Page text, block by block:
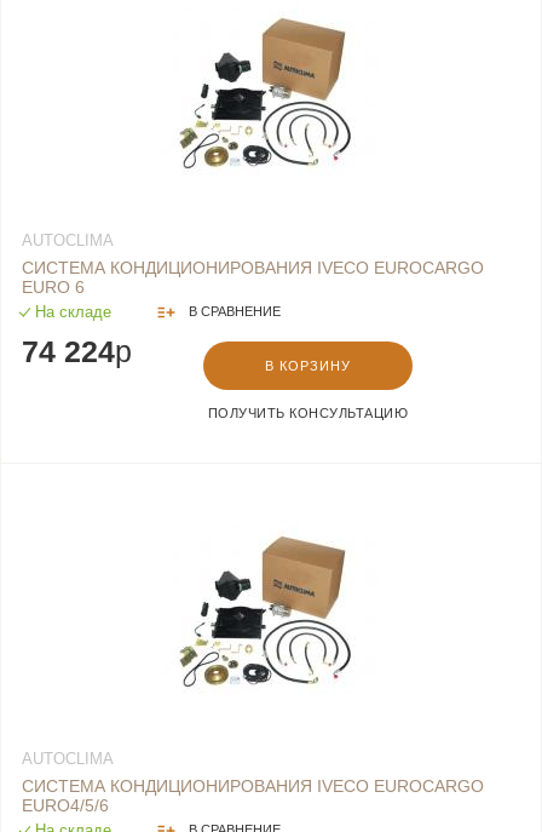
AUTOCLIMA
СИСТЕМА КОНДИЦИОНИРОВАНИЯ IVECO EUROCARGO
EURO 6
На складе В СРАВНЕНИЕ
74 224p В КОРЗИНУ
ПОЛУЧИТЬ КОНСУЛЬТАЦИЮ
AUTOCLIMA
СИСТЕМА КОНДИЦИОНИРОВАНИЯ IVECO EUROCARGO
EURO4/5/6